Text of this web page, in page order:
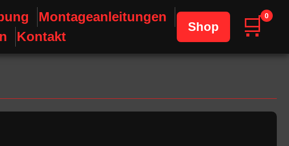
Montageanleitungen
Kontakt
Shop 🛒0